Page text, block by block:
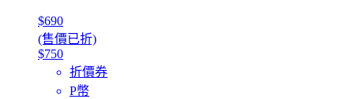
$690
(售價已折)
$750
折價券
P幣